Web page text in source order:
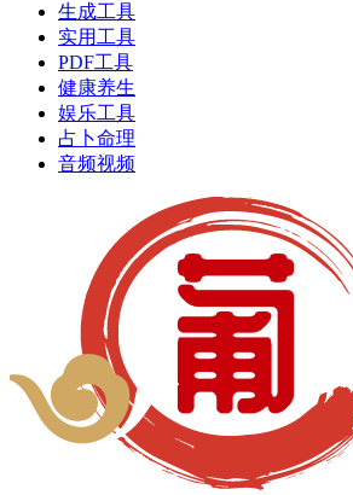
生成工具
实用工具
PDF工具
健康养生
娱乐工具
占卜命理
音频视频